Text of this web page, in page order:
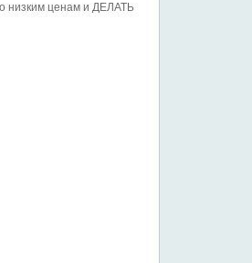
низким ценам и ДЕЛАТЬ